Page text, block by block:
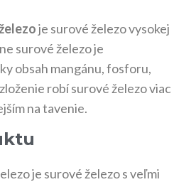
je surové železo vysokej
surové železo je
obsah mangánu, fosforu,
robí surové železo viac
na tavenie.
je surové železo s veľmi